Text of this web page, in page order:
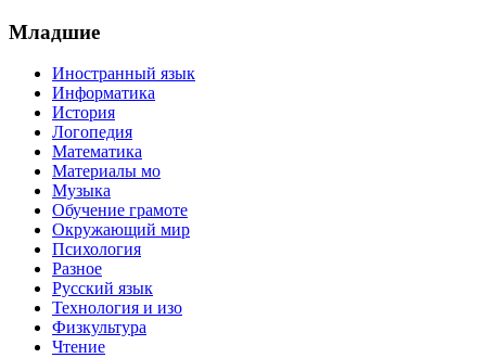
Младшие
Иностранный язык
Информатика
История
Логопедия
Математика
Материалы мо
Музыка
Обучение грамоте
Окружающий мир
Психология
Разное
Русский язык
Технология и изо
Физкультура
Чтение